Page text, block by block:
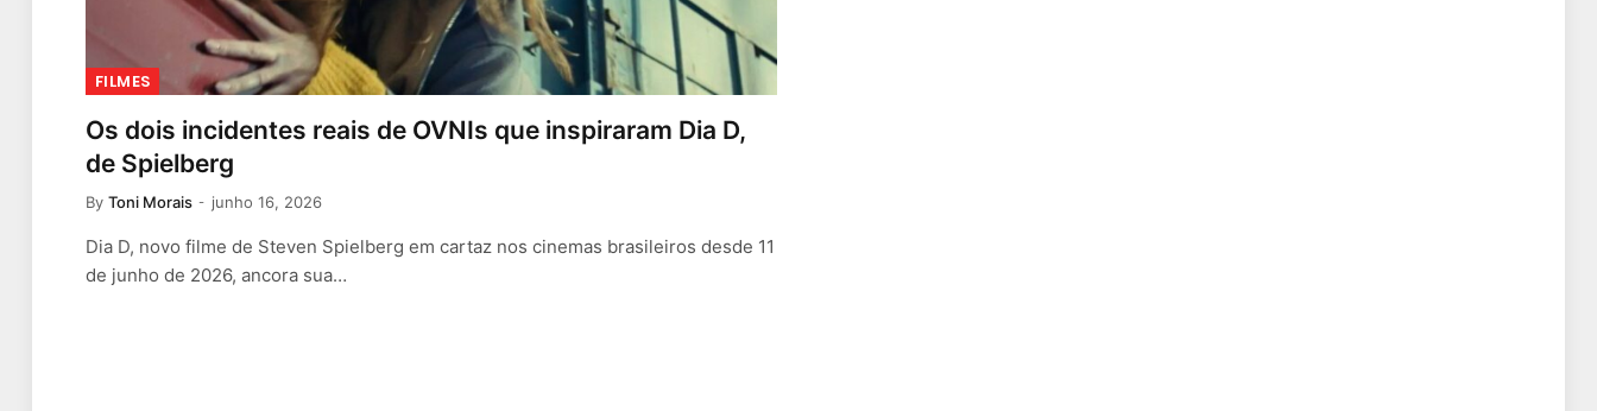
FILMES
Os dois incidentes reais de OVNIs que inspiraram Dia D,
de Spielberg
By Toni Morais junho 16, 2026
Dia D, novo filme de Steven Spielberg em cartaz nos cinemas brasileiros desde 11
de junho de 2026, ancora sua…